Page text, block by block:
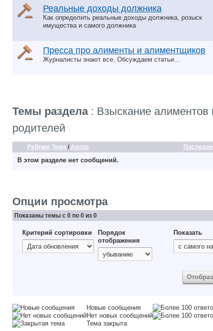
Реальные доходы должника
Как определить реальные доходы должника, розыск
имущества и самого должника
Пресса про алименты и алиментщиков
Журналисты знают все. Обсуждаем статьи...
Темы раздела: Взыскание алиментов
родителей
Рейтинг Тема / Автор
В этом разделе нет сообщений.
Опции просмотра
Показаны темы с 0 по 0 из 0
Критерий сортировки
Порядок
отображения
Показать
Новые сообщения
Нет новых сообщений
Тема закрыта